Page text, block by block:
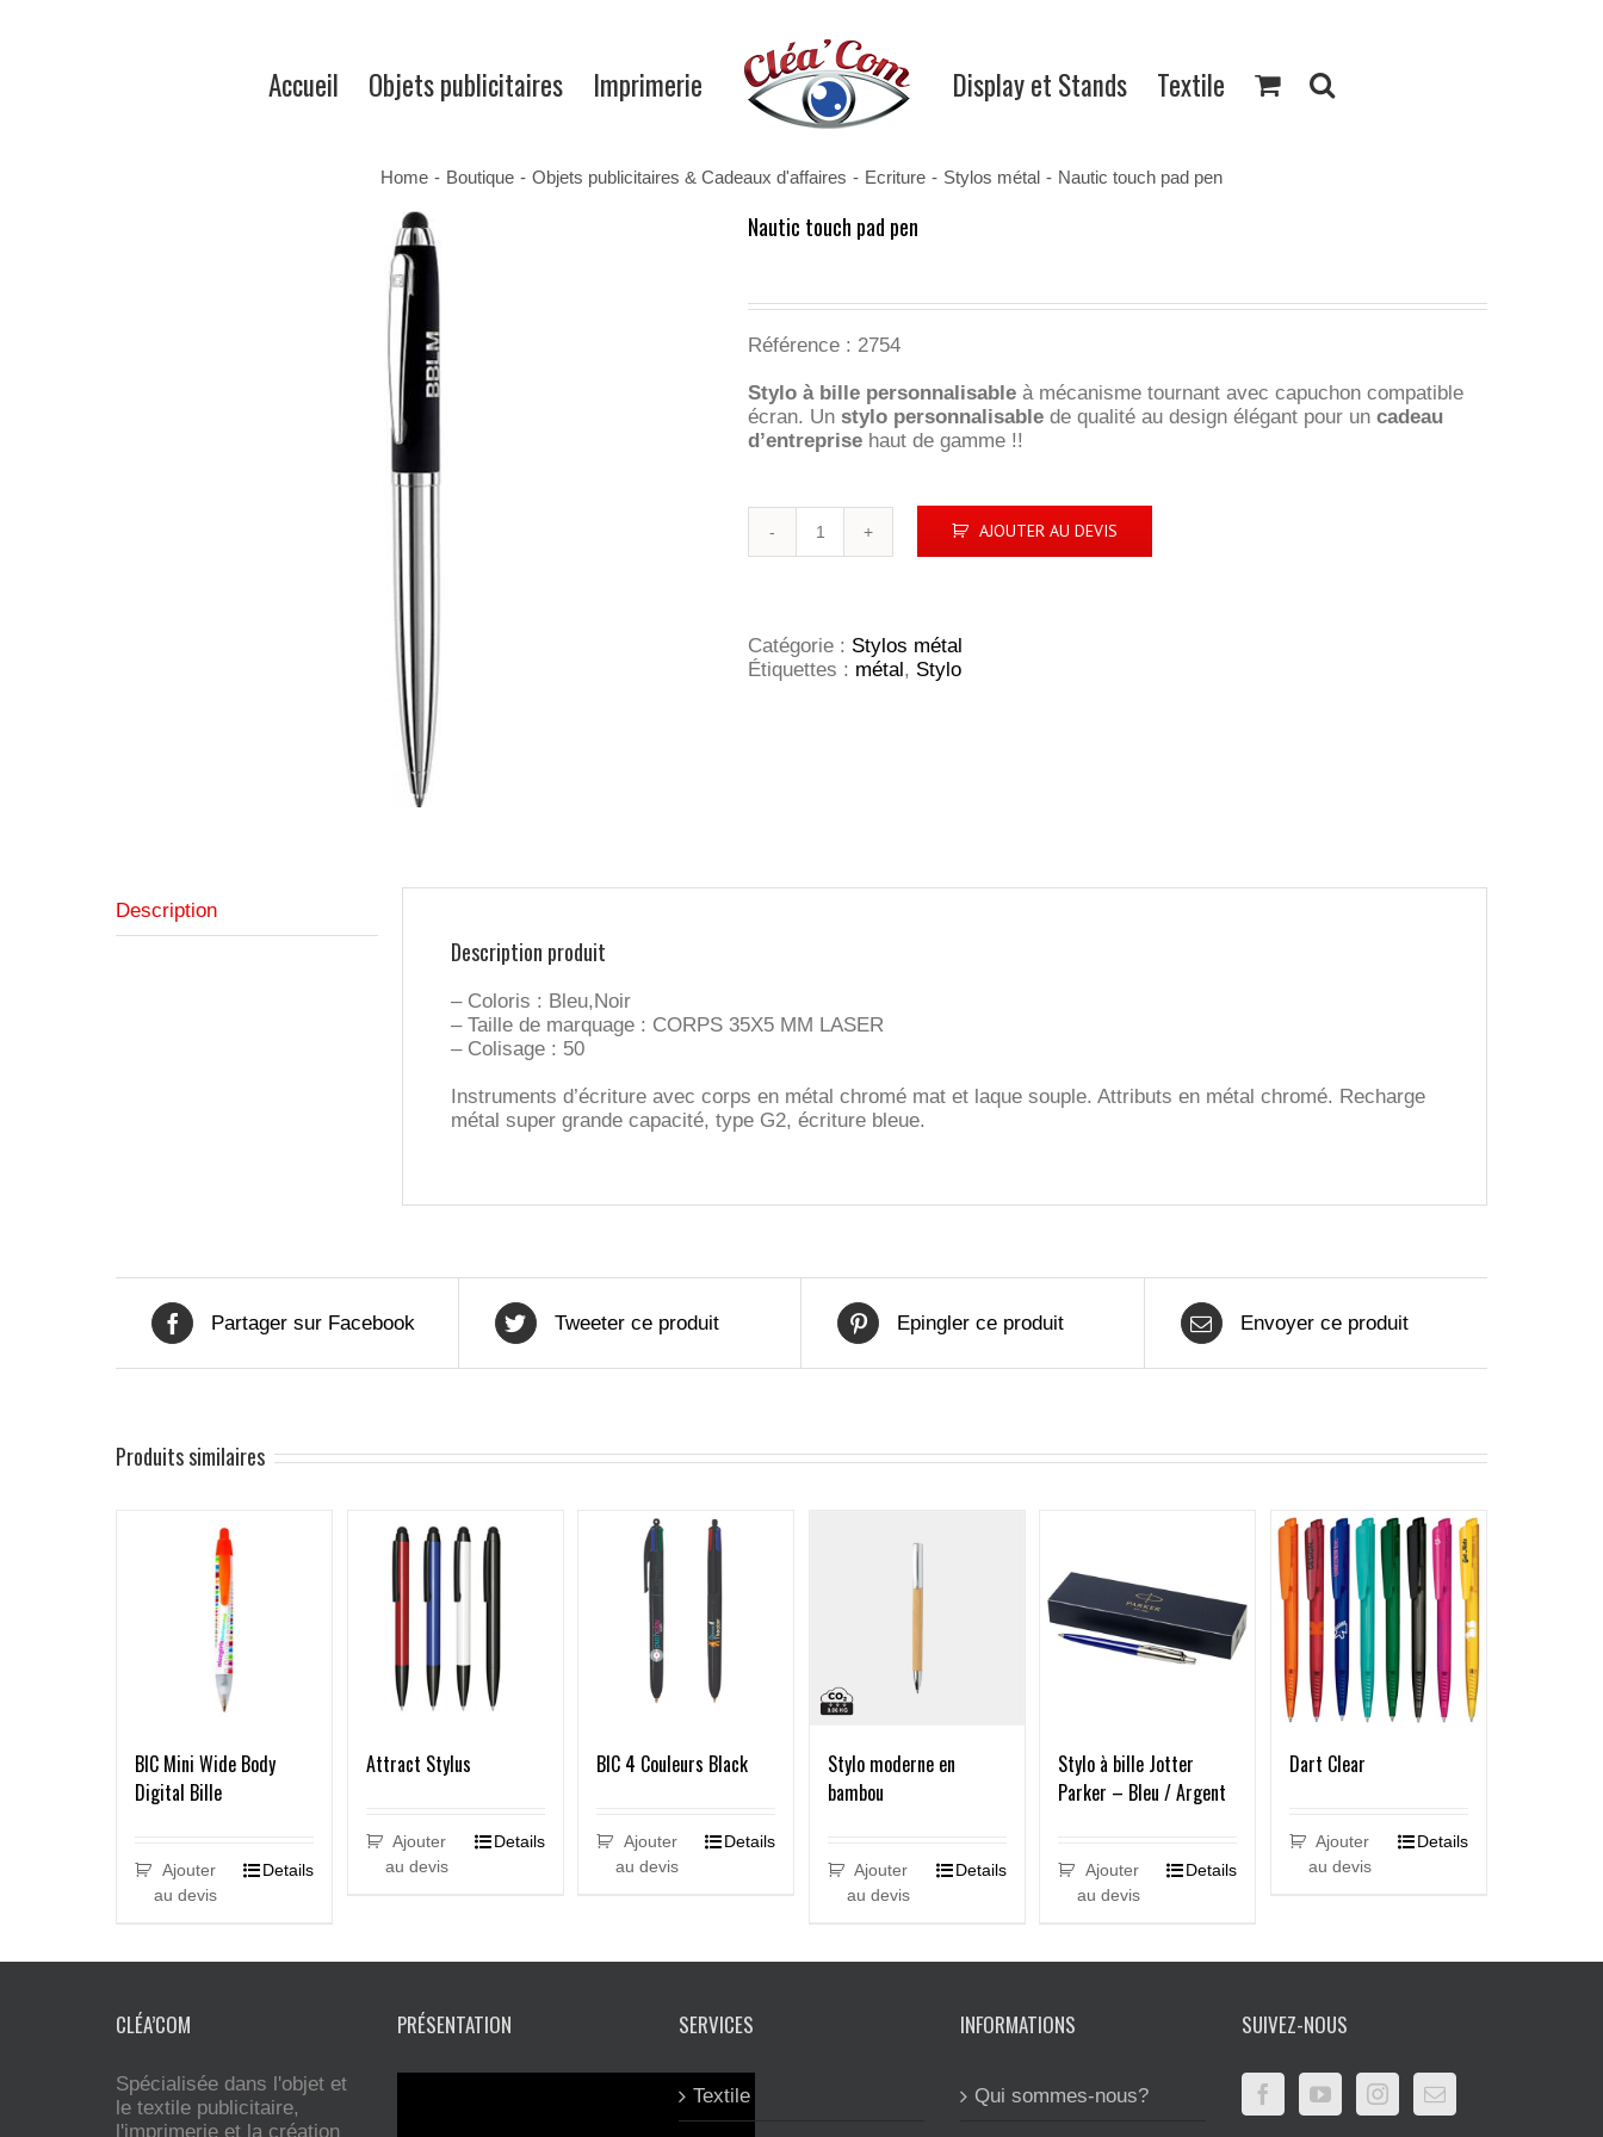
Accueil Objets publicitaires Imprimerie Display et Stands Textile
Home - Boutique - Objets publicitaires & Cadeaux d'affaires - Ecriture - Stylos métal - Nautic touch pad pen
Nautic touch pad pen
Référence : 2754
Stylo à bille personnalisable à mécanisme tournant avec capuchon compatible
écran. Un stylo personnalisable de qualité au design élégant pour un cadeau
d’entreprise haut de gamme !!
pen
AJOUTER AU DEVIS
Catégorie : Stylos métal
Étiquettes : métal, Stylo
Description
Description produit
– Coloris : Bleu,Noir
– Taille de marquage : CORPS 35X5 MM LASER
– Colisage : 50
Instruments d’écriture avec corps en métal chromé mat et laque souple. Attributs en métal chromé. Recharge
métal super grande capacité, type G2, écriture bleue.
Partager sur Facebook Tweeter ce produit Epingler ce produit Envoyer ce produit
Produits similaires
BIC Mini Wide Body
Digital Bille
Ajouter
au devis
Details
Attract Stylus
Ajouter
au devis
Details
BIC 4 Couleurs Black
Ajouter
au devis
Details
Stylo moderne en
bambou
Ajouter
au devis
Details
Stylo à bille Jotter
Parker – Bleu / Argent
Ajouter
au devis
Details
Dart Clear
Ajouter
au devis
Details
CLÉA’COM
Spécialisée dans l'objet et
le textile publicitaire,
l'imprimerie et la création
PRÉSENTATION SERVICES
Textile
INFORMATIONS
Qui sommes-nous?
SUIVEZ-NOUS